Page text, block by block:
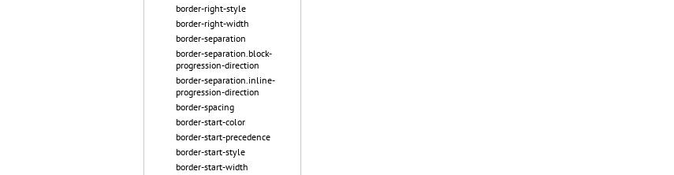
border-right-style
border-right-width
border-separation
border-separation.block-
progression-direction
border-separation.inline-
progression-direction
border-spacing
border-start-color
border-start-precedence
border-start-style
border-start-width